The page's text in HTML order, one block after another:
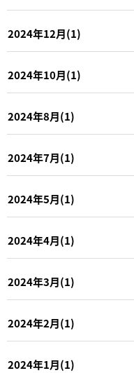
2024年12月(1)
2024年10月(1)
2024年8月(1)
2024年7月(1)
2024年5月(1)
2024年4月(1)
2024年3月(1)
2024年2月(1)
2024年1月(1)